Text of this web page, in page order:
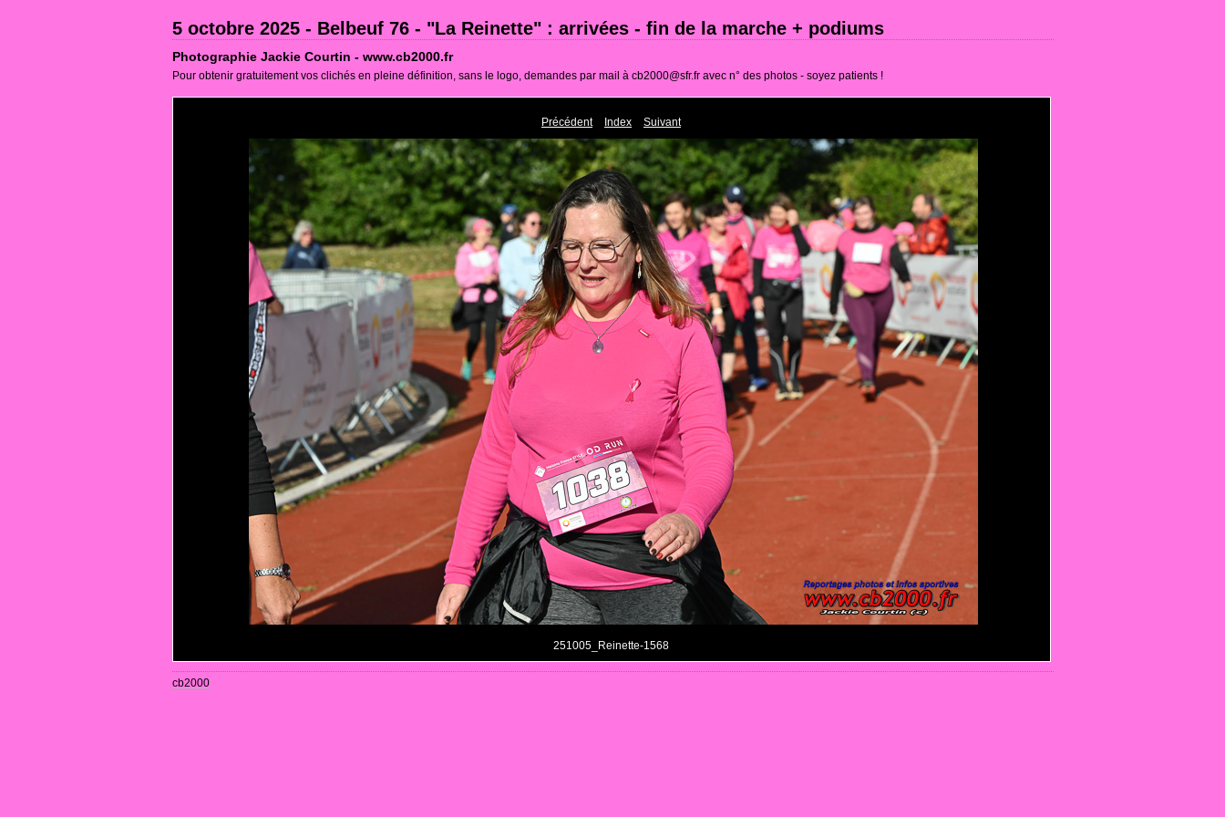
5 octobre 2025 - Belbeuf 76 - "La Reinette" : arrivées - fin de la marche + podiums
Photographie Jackie Courtin - www.cb2000.fr
Pour obtenir gratuitement vos clichés en pleine définition, sans le logo, demandes par mail à cb2000@sfr.fr avec n° des photos - soyez patients !
Précédent Index Suivant
251005_Reinette-1568
cb2000